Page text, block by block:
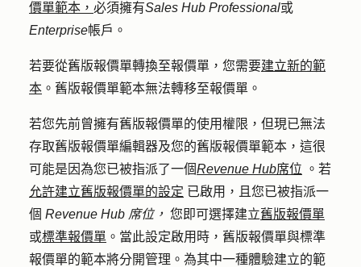
價單範本， 必須擁有Sales Hub Professional或
Enterprise帳戶。
若要從舊版報價單轉換至報價單，您需要建立新的範
本 。舊版報價單範本無法轉移至報價單。
若您先前曾擁有舊版報價單的使用權限，但現已無法
存取舊版報價單編輯器及您的舊版報價單範本，這很
可能是因為您已被指派了一個Revenue Hub席位 。若
允許建立舊版報價單的設定 已啟用，且您已被指派一
個 Revenue Hub 席位， 您即可選擇建立舊版報價單
或標準報價單 。當此設定啟用時，舊版報價單與標準
報價單的範本將分開管理。為其中一種體驗建立的範